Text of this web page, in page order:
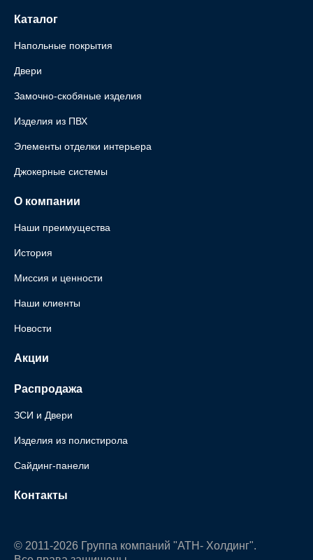
Каталог
Напольные покрытия
Двери
Замочно-скобяные изделия
Изделия из ПВХ
Элементы отделки интерьера
Джокерные системы
О компании
Наши преимущества
История
Миссия и ценности
Наши клиенты
Новости
Акции
Распродажа
ЗСИ и Двери
Изделия из полистирола
Сайдинг-панели
Контакты
© 2011-2026 Группа компаний "АТН- Холдинг".